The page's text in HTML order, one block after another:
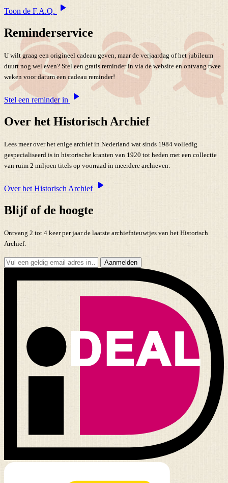
Toon de F.A.Q.
Reminderservice
U wilt graag een origineel cadeau geven, maar de verjaardag of het jubileum
duurt nog wel even? Stel een gratis reminder in via de website en ontvang twee
weken voor datum een cadeau reminder!
Stel een reminder in
Over het Historisch Archief
Lees meer over het enige archief in Nederland wat sinds 1984 volledig
gespecialiseerd is in historische kranten van 1920 tot heden met een collectie
van ruim 2 miljoen titels op voorraad in meerdere archieven.
Over het Historisch Archief
Blijf of de hoogte
Ontvang 2 tot 4 keer per jaar de laatste archiefnieuwtjes van het Historisch
Archief.
Aanmelden